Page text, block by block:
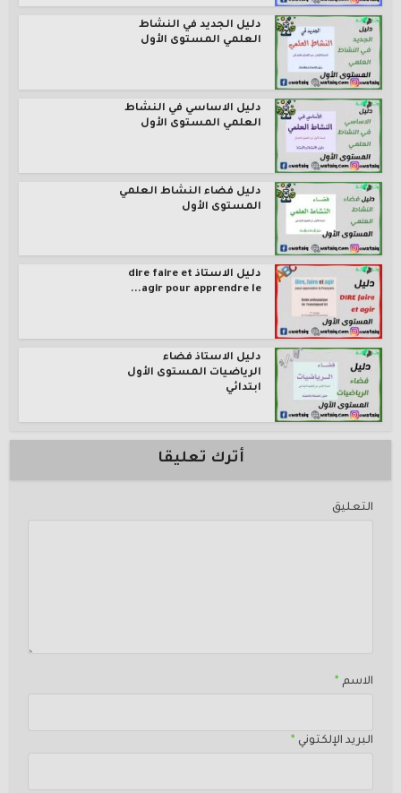
دليل الجديد في النشاط
العلمي المستوى الأول
دليل الاساسي في النشاط
العلمي المستوى الأول
دليل فضاء النشاط العلمي
المستوى الأول
دليل الاستاذ dire faire et
agir pour apprendre le...
دليل الاستاذ فضاء
الرياضيات المستوى الأول
ابتدائي
أترك تعليقا
التعليق
الاسم *
البريد الإلكتوني *